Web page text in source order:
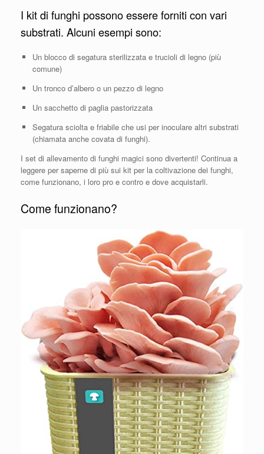
I kit di funghi possono essere forniti con vari
substrati. Alcuni esempi sono:
Un blocco di segatura sterilizzata e trucioli di legno (più
comune)
Un tronco d’albero o un pezzo di legno
Un sacchetto di paglia pastorizzata
Segatura sciolta e friabile che usi per inoculare altri substrati
(chiamata anche covata di funghi).
I set di allevamento di funghi magici sono divertenti! Continua a
leggere per saperne di più sui kit per la coltivazione dei funghi,
come funzionano, i loro pro e contro e dove acquistarli.
Come funzionano?